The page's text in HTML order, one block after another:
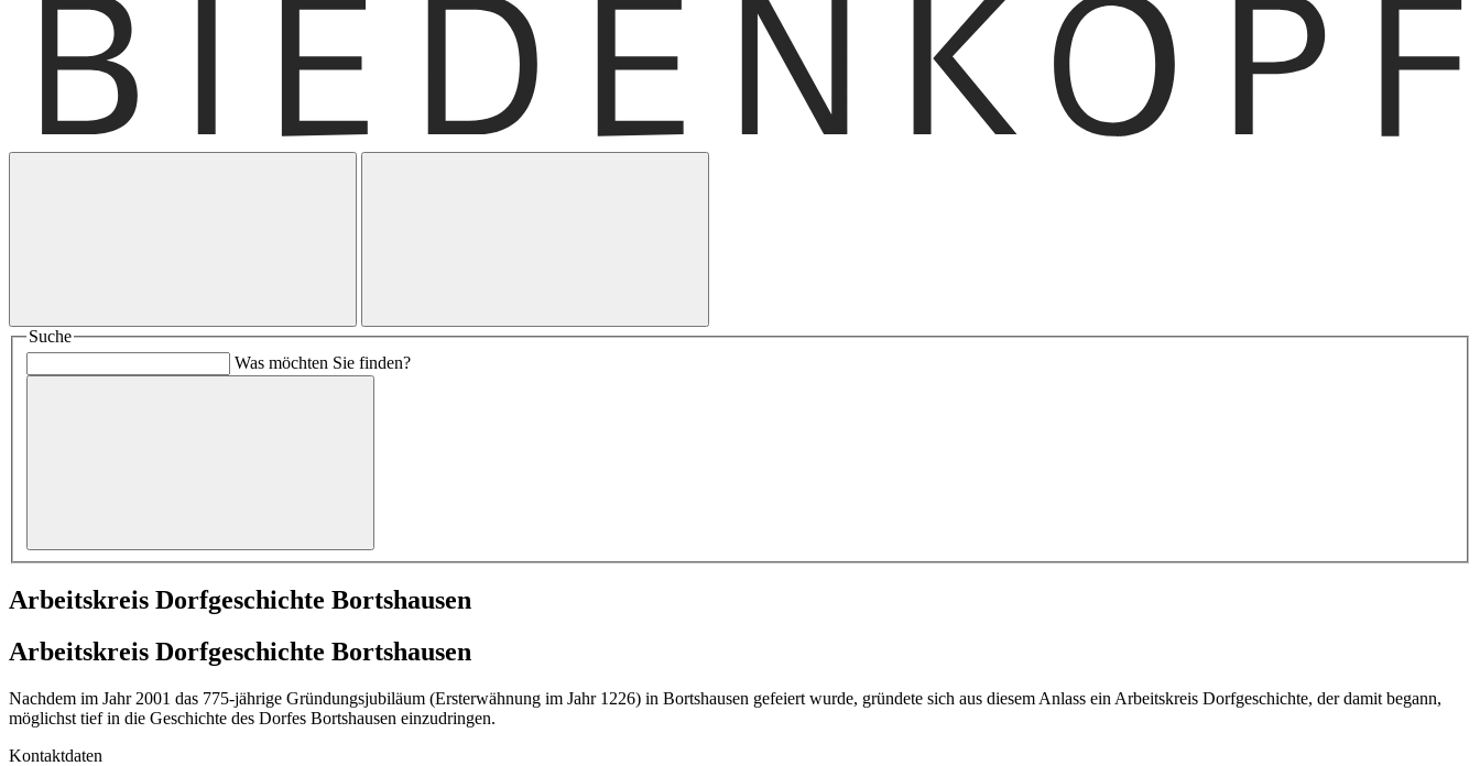
Suche
Was möchten Sie finden?
Arbeitskreis Dorfgeschichte Bortshausen
Arbeitskreis Dorfgeschichte Bortshausen
Nachdem im Jahr 2001 das 775-jährige Gründungsjubiläum (Ersterwähnung im Jahr 1226) in Bortshausen gefeiert wurde, gründete sich aus diesem Anlass ein Arbeitskreis Dorfgeschichte, der damit begann,
möglichst tief in die Geschichte des Dorfes Bortshausen einzudringen.
Kontaktdaten